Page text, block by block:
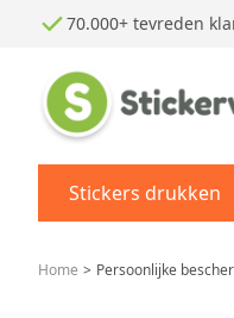
Ga naar de inhoud
70.000+ tevreden
Stickers drukken
Home > Persoonlijke